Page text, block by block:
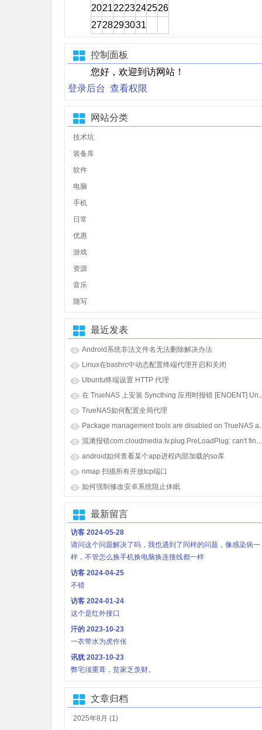
20212223242526
2728293031
控制面板
您好，欢迎到访网站！
登录后台 查看权限
网站分类
技术坑
装备库
软件
电脑
手机
日常
优惠
游戏
资源
音乐
随写
最近发表
Android系统非法文件名无法删除解决办法
Linux在bashrc中动态配置终端代理开启和关闭
Ubuntu终端设置 HTTP 代理
在 TrueNAS 上安装
TrueNAS如何配置全局代理
Package
混淆报错com.cloudmedia.tv.plug.PreLoadPlug: can't find
android如何查看某个app进程内部加载的so库
nmap 扫描所有开放tcp端口
如何强制修改安卓系统阻止休眠
最新留言
访客2024-05-28
请问这个问题解决了吗，我也遇到了同样的问题，像感染病一
样，不管怎么换手机换电脑换连接线都一样
访客2024-04-25
不错
访客2024-01-24
这个是红外接口
汗的2023-10-23
一衣带水为虎作伥
讯犹2023-10-23
弊宅须重葺，贫家乏羡财。
文章归档
2025年8月 (1)